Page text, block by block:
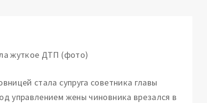
стала супруга советника главы
управлением жены чиновника врезался в